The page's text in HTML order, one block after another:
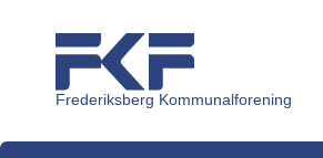
Frederiksberg Kommunalforening